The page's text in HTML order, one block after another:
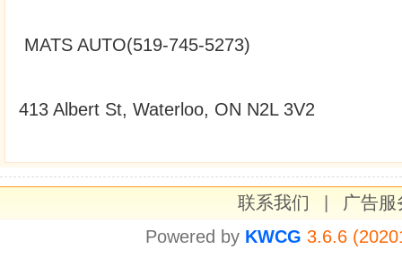
MATS AUTO(519-745-5273)
413 Albert St, Waterloo, ON N2L 3V2
联系我们
广告服
Powered by KWCG 3.6.6